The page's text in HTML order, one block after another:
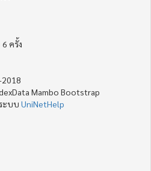
ครั้ง
Mambo Bootstrap
ะบบ UniNetHelp